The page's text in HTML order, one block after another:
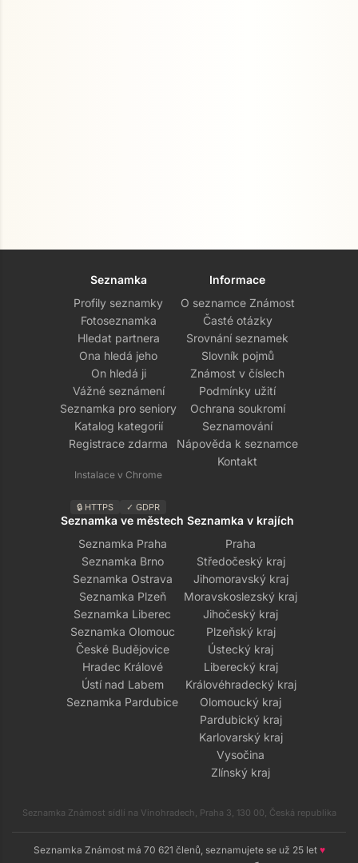
Seznamka
Profily seznamky
Fotoseznamka
Hledat partnera
Ona hledá jeho
On hledá ji
Vážné seznámení
Seznamka pro seniory
Katalog kategorií
Registrace zdarma
Instalace v Chrome
🔒 HTTPS ✓ GDPR
Informace
O seznamce Známost
Časté otázky
Srovnání seznamek
Slovník pojmů
Známost v číslech
Podmínky užití
Ochrana soukromí
Seznamování
Nápověda k seznamce
Kontakt
Seznamka ve městech
Seznamka Praha
Seznamka Brno
Seznamka Ostrava
Seznamka Plzeň
Seznamka Liberec
Seznamka Olomouc
České Budějovice
Hradec Králové
Ústí nad Labem
Seznamka Pardubice
Seznamka v krajích
Praha
Středočeský kraj
Jihomoravský kraj
Moravskoslezský kraj
Jihočeský kraj
Plzeňský kraj
Ústecký kraj
Liberecký kraj
Královéhradecký kraj
Olomoucký kraj
Pardubický kraj
Karlovarský kraj
Vysočina
Zlínský kraj
Seznamka Známost sídlí na Vinohradech, Praha 3, 130 00, Česká republika
Seznamka Známost má 70 621 členů, seznamujete se už 25 let ♥